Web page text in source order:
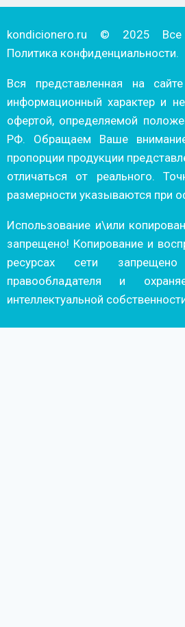
kondicionero.ru © 2025
Политика конфиденциальности.
Вся представленная на
информационный характер и
офертой, определяемой
РФ. Обращаем Ваше
пропорции продукции
отличаться от реального.
размерности указываются при
Использование и\или
запрещено! Копирование и
ресурсах сети
правообладателя и
интеллектуальной